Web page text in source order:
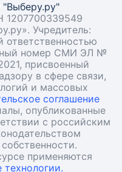
1207700339549
Учредитель:
ответственностью
номер СМИ ЭЛ №
присвоенный
в сфере связи,
и массовых
соглашение
опубликованные
с российским
применяются